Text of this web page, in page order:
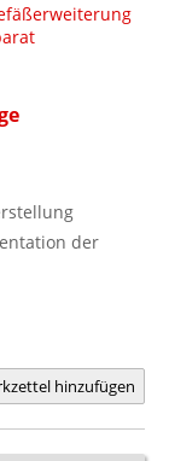
der
hinzufügen